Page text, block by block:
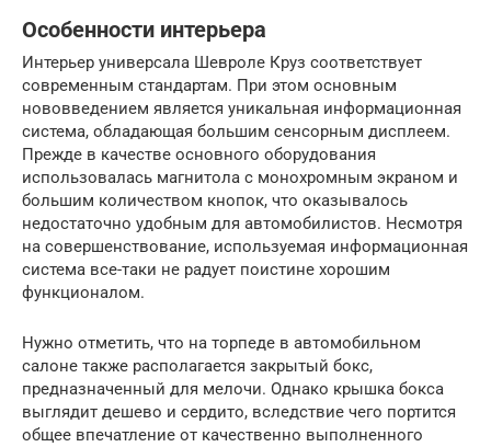
Особенности интерьера
Интерьер универсала Шевроле Круз соответствует
современным стандартам. При этом основным
нововведением является уникальная информационная
система, обладающая большим сенсорным дисплеем.
Прежде в качестве основного оборудования
использовалась магнитола с монохромным экраном и
большим количеством кнопок, что оказывалось
недостаточно удобным для автомобилистов. Несмотря
на совершенствование, используемая информационная
система все-таки не радует поистине хорошим
функционалом.
Нужно отметить, что на торпеде в автомобильном
салоне также располагается закрытый бокс,
предназначенный для мелочи. Однако крышка бокса
выглядит дешево и сердито, вследствие чего портится
общее впечатление от качественно выполненного